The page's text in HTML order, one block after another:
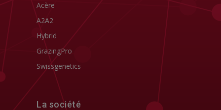
Acère
A2A2
Hybrid
GrazingPro
Swissgenetics
La société